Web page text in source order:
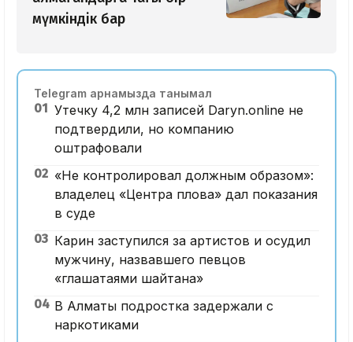
мүмкіндік бар
Telegram арнамызда танымал
01 Утечку 4,2 млн записей Daryn.online не
подтвердили, но компанию
оштрафовали
02 «Не контролировал должным образом»:
владелец «Центра плова» дал показания
в суде
03 Карин заступился за артистов и осудил
мужчину, назвавшего певцов
«глашатаями шайтана»
04 В Алматы подростка задержали с
наркотиками